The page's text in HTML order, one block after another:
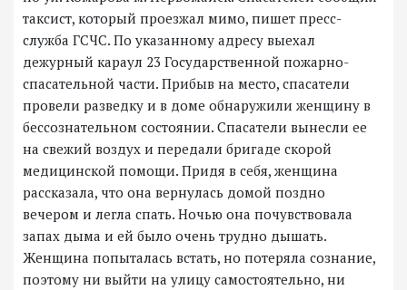
таксист, который проезжал мимо, пишет пресс-
служба ГСЧС. По указанному адресу выехал
дежурный караул 23 Государственной пожарно-
спасательной части. Прибыв на место, спасатели
провели разведку и в доме обнаружили женщину в
бессознательном состоянии. Спасатели вынесли ее
на свежий воздух и передали бригаде скорой
медицинской помощи. Придя в себя, женщина
рассказала, что она вернулась домой поздно
вечером и легла спать. Ночью она почувствовала
запах дыма и ей было очень трудно дышать.
Женщина попыталась встать, но потеряла сознание,
поэтому ни выйти на улицу самостоятельно, ни